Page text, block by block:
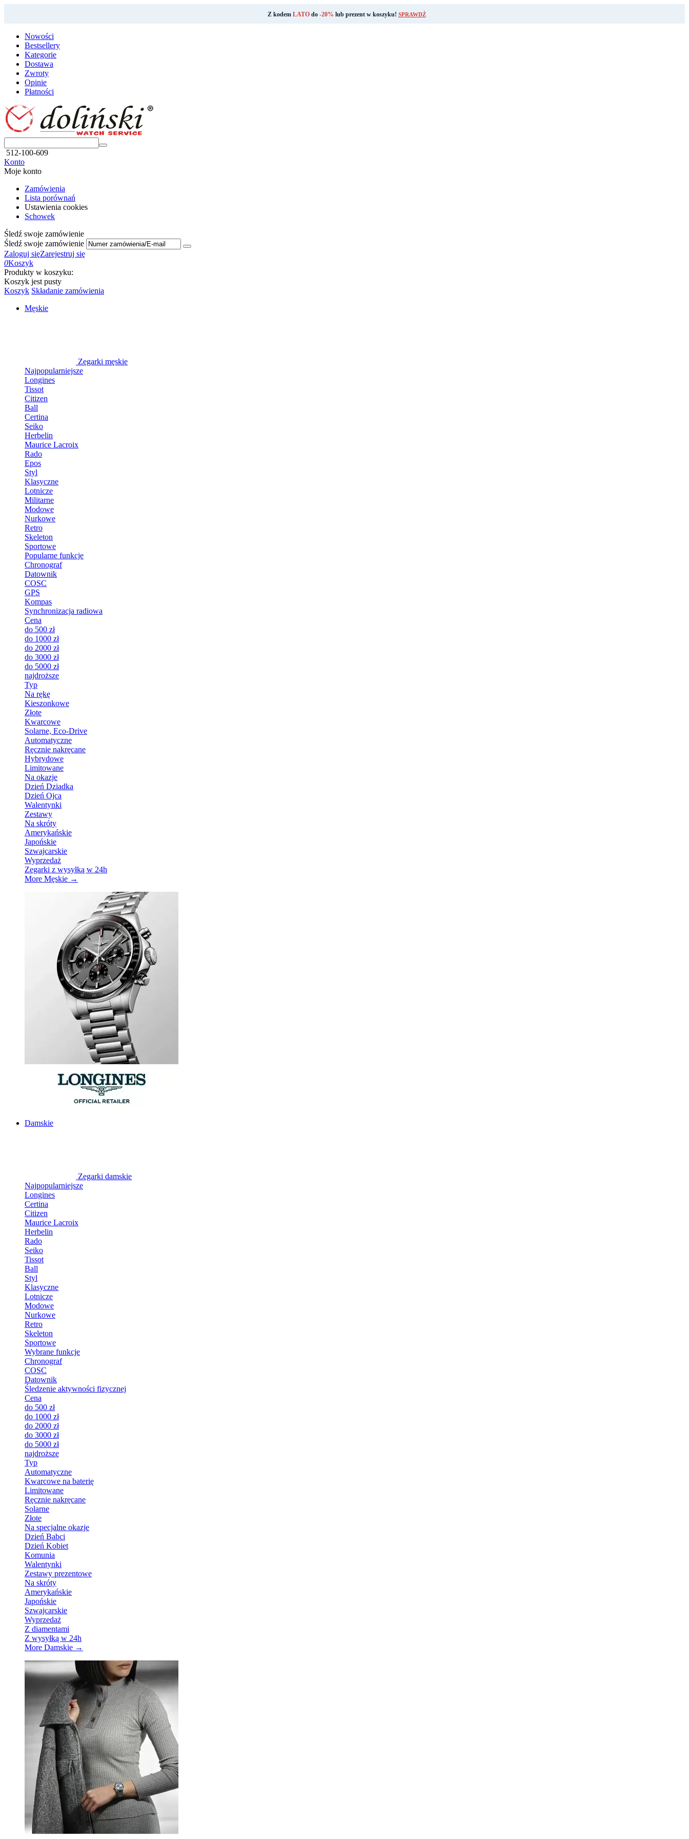
Z kodem LATOdo -20% lub prezent w koszyku! SPRAWDŹ
Nowości
Bestsellery
Kategorie
Dostawa
Zwroty
Opinie
Płatności
512-100-609
Konto
Moje konto
Zamówienia
Lista porównań
Ustawienia cookies
Schowek
Śledź swoje zamówienie
Śledź swoje zamówienie
Zaloguj sięZarejestruj się
0Koszyk
Produkty w koszyku:
Koszyk jest pusty
Koszyk Składanie zamówienia
Męskie
Zegarki męskie
Najpopularniejsze
Longines
Tissot
Citizen
Ball
Certina
Seiko
Herbelin
Maurice Lacroix
Rado
Epos
Styl
Klasyczne
Lotnicze
Militarne
Modowe
Nurkowe
Retro
Skeleton
Sportowe
Popularne funkcje
Chronograf
Datownik
COSC
GPS
Kompas
Synchronizacja radiowa
Cena
do 500 zł
do 1000 zł
do 2000 zł
do 3000 zł
do 5000 zł
najdroższe
Typ
Na rękę
Kieszonkowe
Złote
Kwarcowe
Solarne, Eco-Drive
Automatyczne
Ręcznie nakręcane
Hybrydowe
Limitowane
Na okazje
Dzień Dziadka
Dzień Ojca
Walentynki
Zestawy
Na skróty
Amerykańskie
Japońskie
Szwajcarskie
Wyprzedaż
Zegarki z wysyłką w 24h
More Męskie →
Damskie
Zegarki damskie
Najpopularniejsze
Longines
Certina
Citizen
Maurice Lacroix
Herbelin
Rado
Seiko
Tissot
Ball
Styl
Klasyczne
Lotnicze
Modowe
Nurkowe
Retro
Skeleton
Sportowe
Wybrane funkcje
Chronograf
COSC
Datownik
Śledzenie aktywności fizycznej
Cena
do 500 zł
do 1000 zł
do 2000 zł
do 3000 zł
do 5000 zł
najdroższe
Typ
Automatyczne
Kwarcowe na baterię
Limitowane
Ręcznie nakręcane
Solarne
Złote
Na specjalne okazje
Dzień Babci
Dzień Kobiet
Komunia
Walentynki
Zestawy prezentowe
Na skróty
Amerykańskie
Japońskie
Szwajcarskie
Wyprzedaż
Z diamentami
Z wysyłką w 24h
More Damskie →